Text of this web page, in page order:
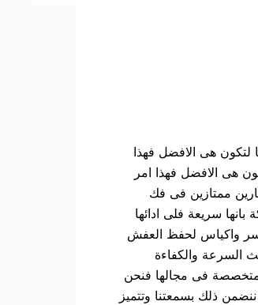
هى الافضل فهذا
هى الافضل فهذا امر
ممتازين فى فك
سريعة فلى ادائها
واكياس لحفظ العفش
والكفاءة
متخصصة فى مجالها فنحن
ذلك بسمعتنا وتتميز